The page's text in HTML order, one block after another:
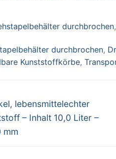
durchbrochen,
durchbrochen,
Kunststoffkörbe,
lebensmittelechter
– Inhalt 10,0 Liter –
mm